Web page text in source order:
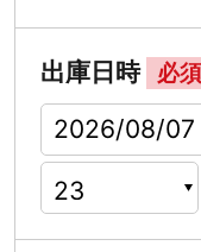
出庫日時 必須